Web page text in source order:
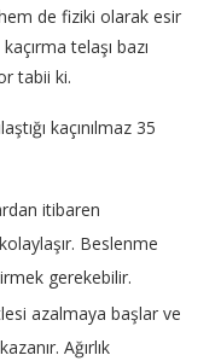
de fiziki olarak esir
telaşı bazı
tabii ki.
kaçınılmaz 35
itibaren
Beslenme
gerekebilir.
azalmaya başlar ve
Ağırlık